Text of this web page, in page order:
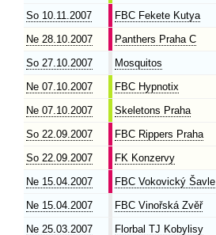
So 10.11.2007
FBC Fekete Kutya
Ne 28.10.2007
Panthers Praha C
So 27.10.2007
Mosquitos
Ne 07.10.2007
FBC Hypnotix
Ne 07.10.2007
Skeletons Praha
So 22.09.2007
FBC Rippers Praha
So 22.09.2007
FK Konzervy
Ne 15.04.2007
FBC Vokovický Šavle
Ne 15.04.2007
FBC Vinořská Zvěř
Ne 25.03.2007
Florbal TJ Kobylisy